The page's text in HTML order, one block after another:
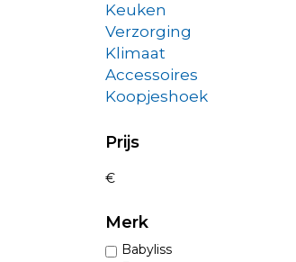
Keuken
Verzorging
Klimaat
Accessoires
Koopjeshoek
Prijs
€
Merk
Babyliss